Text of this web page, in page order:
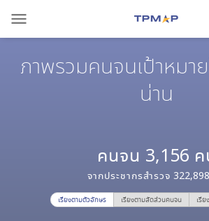
menu
ภาพรวมคนจนเป้าหมา
น่าน
คนจน 3,156
จากประชากรสำรวจ 322,898
เรียงตามตัวอักษร เรียงตามสัดส่วนคนจน เรี